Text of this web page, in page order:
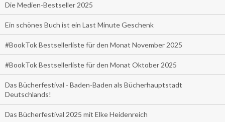
Die Medien-Bestseller 2025
Ein schönes Buch ist ein Last Minute Geschenk
#BookTok Bestsellerliste für den Monat November 2025
#BookTok Bestsellerliste für den Monat Oktober 2025
Das Bücherfestival - Baden-Baden als Bücherhauptstadt
Deutschlands!
Das Bücherfestival 2025 mit Elke Heidenreich